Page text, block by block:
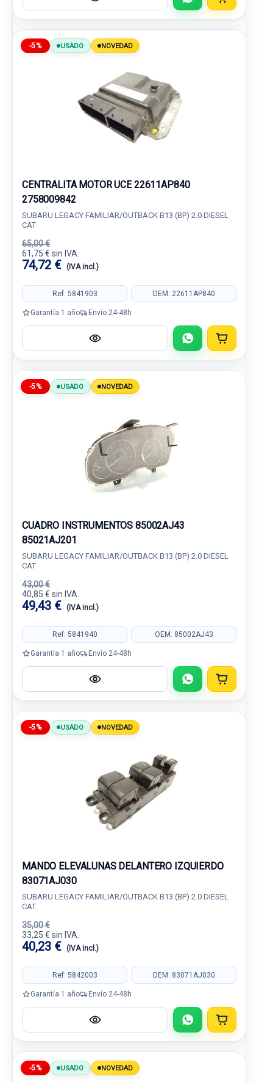
-5% USADO NOVEDAD
CENTRALITA MOTOR UCE 22611AP840
2758009842
SUBARU LEGACY FAMILIAR/OUTBACK B13 (BP) 2.0 DIESEL
CAT
65,00 €
61,75 € sin IVA.
74,72 € (IVA incl.)
Ref: 5841903 OEM: 22611AP840
Garantía 1 año Envío 24-48h
-5% USADO NOVEDAD
CUADRO INSTRUMENTOS 85002AJ43
85021AJ201
SUBARU LEGACY FAMILIAR/OUTBACK B13 (BP) 2.0 DIESEL
CAT
43,00 €
40,85 € sin IVA.
49,43 € (IVA incl.)
Ref: 5841940 OEM: 85002AJ43
Garantía 1 año Envío 24-48h
-5% USADO NOVEDAD
MANDO ELEVALUNAS DELANTERO IZQUIERDO
83071AJ030
SUBARU LEGACY FAMILIAR/OUTBACK B13 (BP) 2.0 DIESEL
CAT
35,00 €
33,25 € sin IVA.
40,23 € (IVA incl.)
Ref: 5842003 OEM: 83071AJ030
Garantía 1 año Envío 24-48h
-5% USADO NOVEDAD